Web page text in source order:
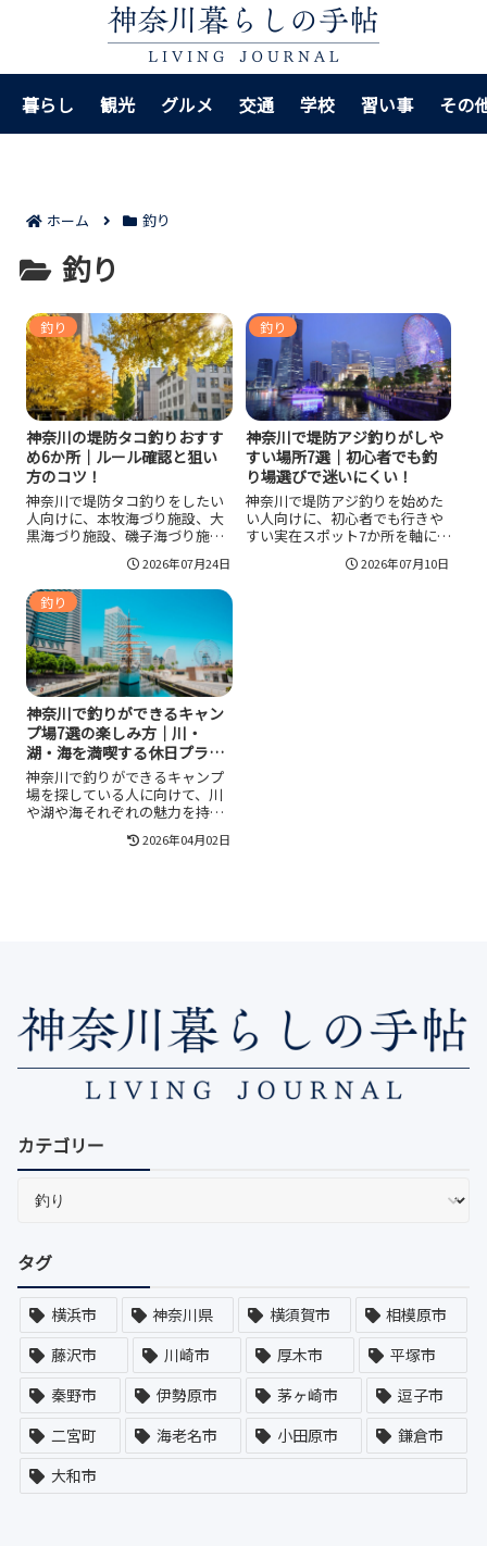
暮らし 観光 グルメ 交通 学校 習い事 その
ホーム 釣り
釣り
釣り
神奈川の堤防タコ釣りおすす
め6か所｜ルール確認と狙い
方のコツ！
神奈川で堤防タコ釣りをしたい
人向けに、本牧海づり施設、大
黒海づり施設、磯子海づり施
設、東扇島西公園、金沢水際線
緑地、海辺つり公園などの候補
を整理しました。神奈川ではタ
コが共同漁業権の対象になる区
域もあるため、場所ごとのルー
ル確認は必須です。時期、仕掛
け、初心者向けの探り方までま
とめているので、初釣行の判断
材料として使えます。
2026年07月24日
釣り
神奈川で堤防アジ釣りがしや
すい場所7選｜初心者でも釣
り場選びで迷いにくい！
神奈川で堤防アジ釣りを始めた
い人向けに、初心者でも行きや
すい実在スポット7か所を軸に、
時期の考え方、足元サビキ中心
の仕掛け、釣果を伸ばす立ち回
2026年07月10日
釣り
神奈川で釣りができるキャン
プ場7選の楽しみ方｜川・
湖・海を満喫する休日プラ
ン！
神奈川で釣りができるキャンプ
場を探している人に向けて、川
や湖や海それぞれの魅力を持つ
代表的な7スポットを厳選し、対
象魚やキャンプスタイルや料金
2026年04月02日
カテゴリー
タグ
横浜市 神奈川県 横須賀市
相模原市
藤沢市
川崎市 厚木市
平塚市
秦野市
伊勢原市 茅ヶ崎市
逗子市
二宮町
海老名市 小田原市
鎌倉市
大和市